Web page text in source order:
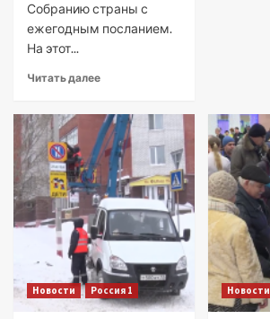
Собранию страны с
ежегодным посланием.
На этот...
Читать далее
Новости Россия 1 Новости